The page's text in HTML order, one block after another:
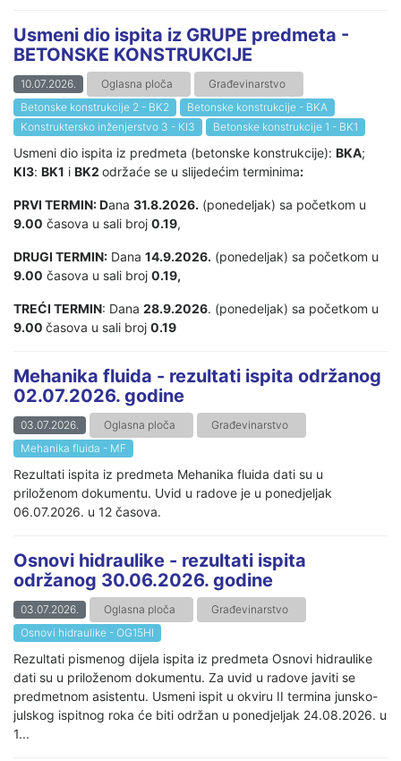
Usmeni dio ispita iz GRUPE predmeta -
BETONSKE KONSTRUKCIJE
10.07.2026. Oglasna ploča
Građevinarstvo
Betonske konstrukcije 2 - BK2
Betonske konstrukcije - BKA
Konstruktersko inženjerstvo 3 - KI3
Betonske konstrukcije 1 - BK1
Usmeni dio ispita iz predmeta (betonske konstrukcije): BKA;
KI3: BK1 i BK2 održaće se u slijedećim terminima:
PRVI TERMIN: Dana 31.8.2026. (ponedeljak) sa početkom u
9.00 časova u sali broj 0.19,
DRUGI TERMIN: Dana 14.9.2026. (ponedeljak) sa početkom u
9.00 časova u sali broj 0.19,
TREĆI TERMIN: Dana 28.9.2026. (ponedeljak) sa početkom u
9.00 časova u sali broj 0.19
Mehanika fluida - rezultati ispita održanog
02.07.2026. godine
03.07.2026. Oglasna ploča
Građevinarstvo
Mehanika fluida - MF
Rezultati ispita iz predmeta Mehanika fluida dati su u
priloženom dokumentu. Uvid u radove je u ponedjeljak
06.07.2026. u 12 časova.
Osnovi hidraulike - rezultati ispita
održanog 30.06.2026. godine
03.07.2026. Oglasna ploča
Građevinarstvo
Osnovi hidraulike - OG15HI
Rezultati pismenog dijela ispita iz predmeta Osnovi hidraulike
dati su u priloženom dokumentu. Za uvid u radove javiti se
predmetnom asistentu. Usmeni ispit u okviru II termina junsko-
julskog ispitnog roka će biti održan u ponedjeljak 24.08.2026. u
1...